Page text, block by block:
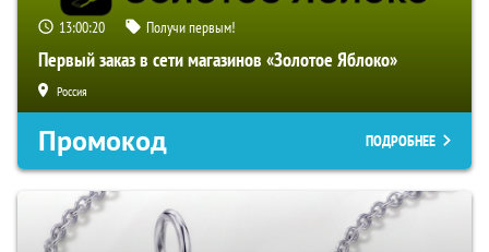
13:00:19 Получи первым!
Первый заказ в сети магазинов «Золотое Яблоко»
Россия
Промокод ПОДРОБНЕЕ